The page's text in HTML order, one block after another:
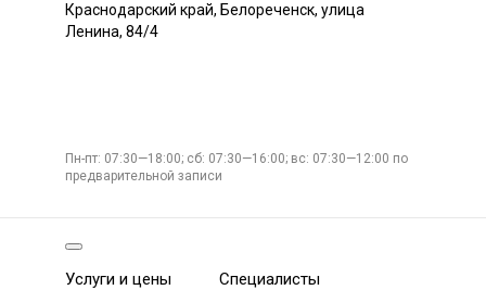
Краснодарский край, Белореченск, улица
Ленина, 84/4
Пн-пт: 07:30—18:00; сб: 07:30—16:00; вс: 07:30—12:00 по
предварительной записи
Услуги и цены Специалисты